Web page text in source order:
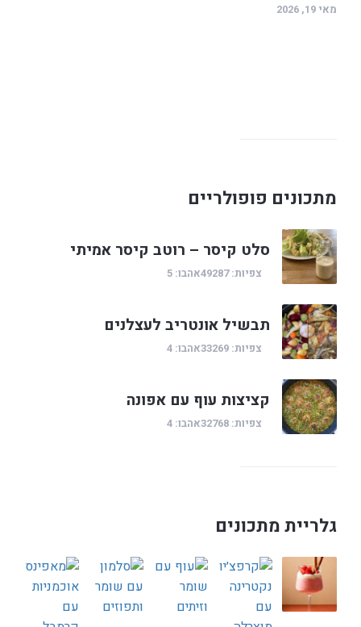
מאי 19, 2026
מתכונים פופולריים
סלט קיסר – רוטב קיסר אמיתי
צפיות: 49287 אהבו: 5
תבשיל אונטריב לעצלנים
צפיות: 33269 אהבו: 4
קציצות עוף עם אפונה
צפיות: 32768 אהבו: 4
גלריית מתכונים